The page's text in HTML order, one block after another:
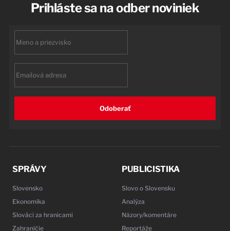
Prihláste sa na odber noviniek
Odoberať
SPRÁVY
Slovensko
Ekonomika
Slováci za hranicami
Zahraničie
PUBLICISTIKA
Slovo o Slovensku
Analýza
Názory/komentáre
Reportáže